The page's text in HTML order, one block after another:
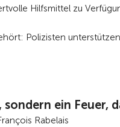
Hilfsmittel zu
Polizisten
ein Feuer,
Rabelais